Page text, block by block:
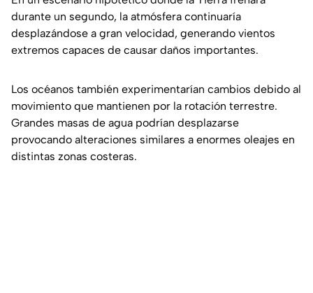
durante un segundo, la atmósfera continuaría
desplazándose a gran velocidad, generando vientos
extremos capaces de causar daños importantes.
Los océanos también experimentarían cambios debido al
movimiento que mantienen por la rotación terrestre.
Grandes masas de agua podrían desplazarse
provocando alteraciones similares a enormes oleajes en
distintas zonas costeras.